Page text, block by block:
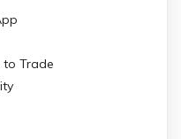
to Trade